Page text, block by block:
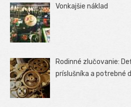
Vonkajšie náklad
Rodinné zlučovanie:
príslušníka a potrebné